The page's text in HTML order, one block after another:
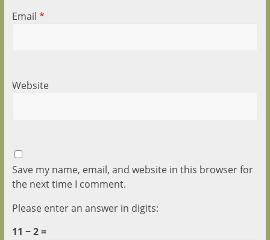
Email *
Website
Save my name, email, and website in this browser for
the next time I comment.
Please enter an answer in digits:
11 − 2 =